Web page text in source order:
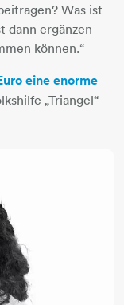
Was ist
dann ergänzen
können.“
eine enorme
„Triangel“-